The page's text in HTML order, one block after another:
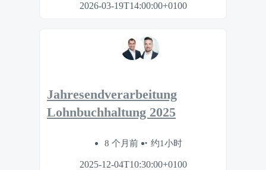
2026-03-19T14:00:00+0100
Jahresendverarbeitung
Lohnbuchhaltung 2025
8 个月前 约1小时
2025-12-04T10:30:00+0100